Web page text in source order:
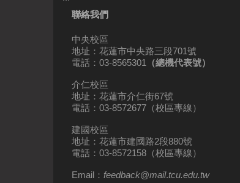
聯絡我們
中央校區
地址：花蓮市中央路三段701號
電話：03-8565301 （總機代表號）
介仁校區
地址：花蓮市介仁街67號
電話：03-8572677（校區專線）
建國校區
地址：花蓮市建國路2段880號
電話：03-8572158（校區專線）
Email： feedback@mail.tcu.edu.tw